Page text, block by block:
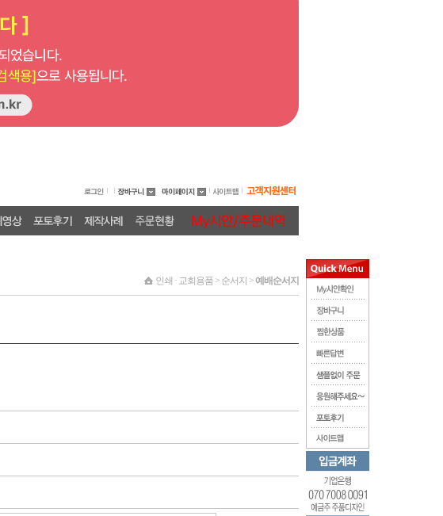
인쇄 · 교회용품 > 순서지 >예배순서지